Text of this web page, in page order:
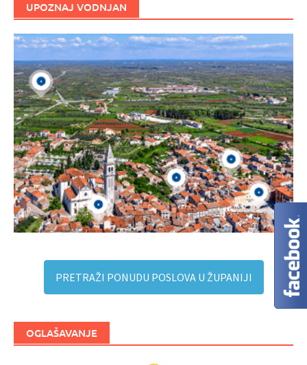
UPOZNAJ VODNJAN
PRETRAŽI PONUDU POSLOVA U ŽUPANIJI
OGLAŠAVANJE